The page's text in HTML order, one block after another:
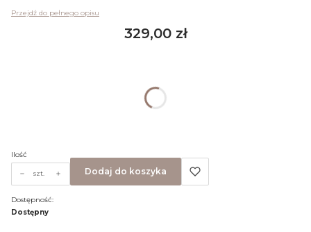
Przejdź do pełnego opisu
Cena
329,00 zł
Ilość
szt. Dodaj do koszyka
Dostępność:
Dostępny